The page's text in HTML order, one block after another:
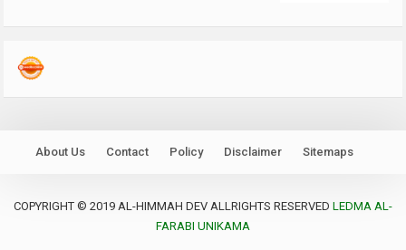
About Us Contact Policy Disclaimer Sitemaps
COPYRIGHT © 2019 AL-HIMMAH DEV ALLRIGHTS RESERVED LEDMA AL-
FARABI UNIKAMA